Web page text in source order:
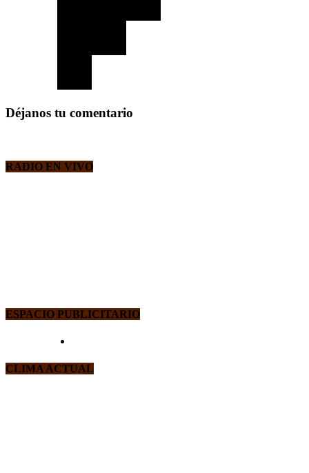
Déjanos tu comentario
RADIO EN VIVO
ESPACIO PUBLICITARIO
CLIMA ACTUAL